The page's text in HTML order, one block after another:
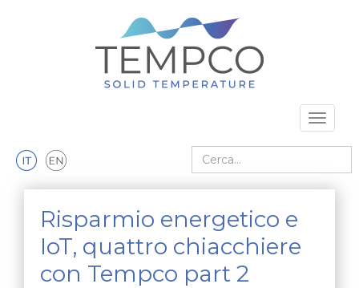
Toggle
Cerca nel sito
Risparmio energetico e
IoT, quattro chiacchiere
con Tempco part 2